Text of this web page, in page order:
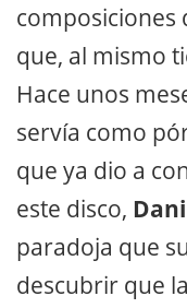
composiciones
que, al mismo
Hace unos
servía como
que ya dio a
este disco,
paradoja que
descubrir que